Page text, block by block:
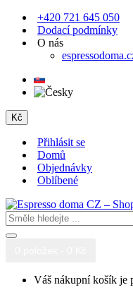
+420 721 645 050
Dodací podmínky
O nás
Kč
Přihlásit se
Domů
Objednávky
Oblíbené
Váš nákupní košík je